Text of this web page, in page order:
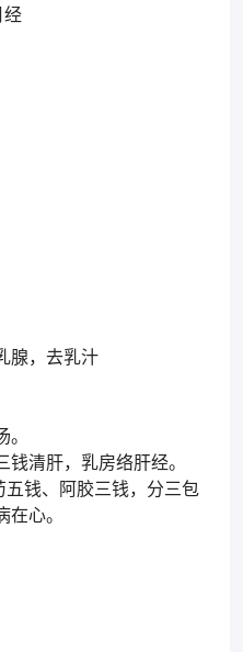
经
腺，去乳汁
清肝，乳房络肝经。
钱、阿胶三钱，分三包
心。